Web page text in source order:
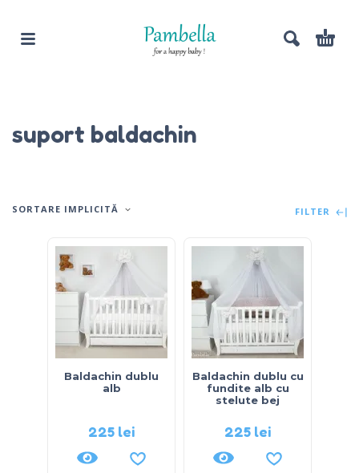
suport baldachin
SORTARE IMPLICITĂ FILTER
Baldachin dublu
alb
225 lei
Baldachin dublu cu
fundite alb cu
stelute bej
225 lei